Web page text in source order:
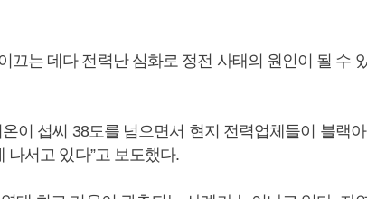
끄는 데다 전력난 심화로 정전 사태의 원인이 될 수
이 섭씨 38도를 넘으면서 현지 전력업체들이 블랙
나서고 있다”고 보도했다.